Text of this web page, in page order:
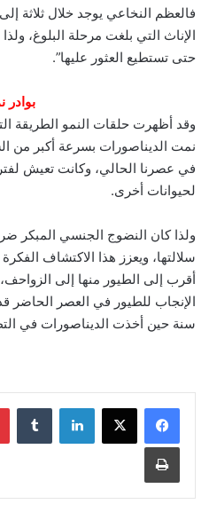
فالعظم النخاعي يوجد خلال ثلاثة
الإناث التي بلغت مرحلة البلوغ،
حتى تستطيع العثور عليها”.
بوادر
وقد أظهرت حلقات النمو الطريقة
نمت الديناصورات بسرعة أكبر من
في عصرنا الحالي، وكانت تعيش
لحيوانات أخرى.
ولذا كان النضوج الجنسي المبكر
سلالتها، ويعزز هذا الاكتشاف
أقرب إلى الطيور منها إلى
سنة حين أخذت الديناصورات في
لينكدإن